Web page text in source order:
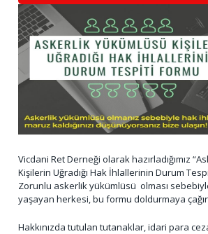
Vicdani Ret Derneği olarak hazırladığımız
Kişilerin Uğradığı Hak İhlallerinin Durum
Zorunlu askerlik yükümlüsü olması
yaşayan herkesi, bu formu doldurmaya
Hakkınızda tutulan tutanaklar, idari para